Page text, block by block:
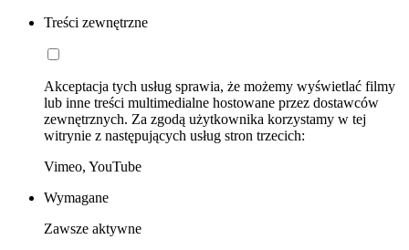
Treści zewnętrzne
Akceptacja tych usług sprawia, że możemy wyświetlać filmy
lub inne treści multimedialne hostowane przez dostawców
zewnętrznych. Za zgodą użytkownika korzystamy w tej
witrynie z następujących usług stron trzecich:
Vimeo, YouTube
Wymagane
Zawsze aktywne